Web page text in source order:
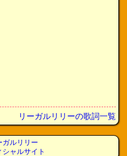
リーガルリリーの歌詞一覧
ガルリリー
シャルサイト